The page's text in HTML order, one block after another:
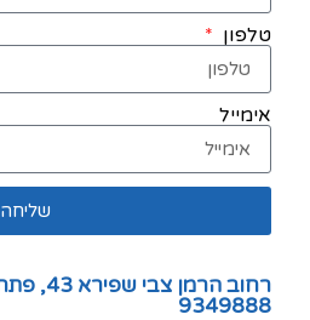
טלפון
אימייל
שליחה
9349888